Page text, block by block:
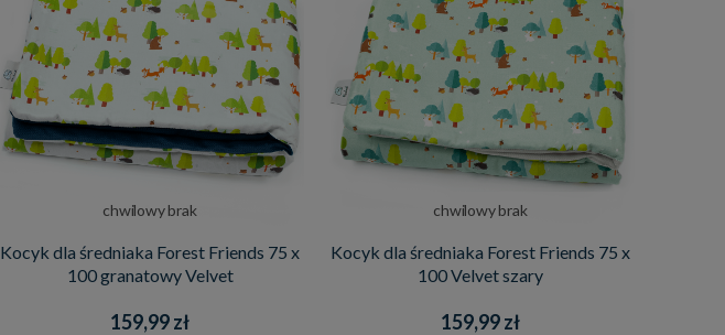
chwilowy brak
Kocyk dla średniaka Forest Friends 75 x
100 granatowy Velvet
159,99 zł
chwilowy brak
Kocyk dla średniaka Forest Friends 75 x
100 Velvet szary
159,99 zł